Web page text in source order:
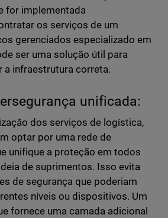
for implementada
os serviços de um
gerenciados especializado em
ser uma solução útil para
a infraestrutura correta.
unificada:
dos serviços de logística,
optar por uma rede de
unifique a proteção em todos
de suprimentos. Isso evita
de segurança que poderiam
níveis ou dispositivos. Um
fornece uma camada adicional